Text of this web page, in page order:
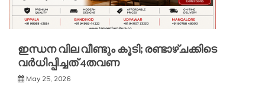
ഇന്ധന വില വീണ്ടും കൂടി; രണ്ടാഴ്ചക്കിടെ
വർധിപ്പിച്ചത് 4തവണ
May 25, 2026